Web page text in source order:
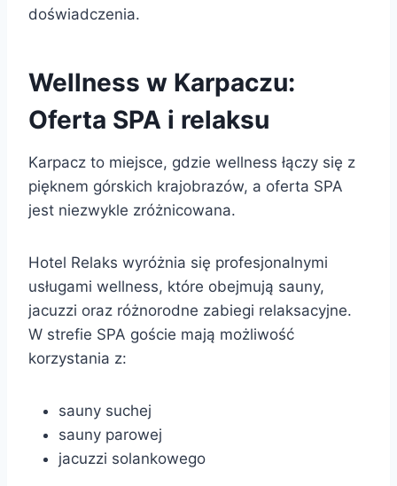
doświadczenia.
Wellness w Karpaczu:
Oferta SPA i relaksu
Karpacz to miejsce, gdzie wellness łączy się z
pięknem górskich krajobrazów, a oferta SPA
jest niezwykle zróżnicowana.
Hotel Relaks wyróżnia się profesjonalnymi
usługami wellness, które obejmują sauny,
jacuzzi oraz różnorodne zabiegi relaksacyjne.
W strefie SPA goście mają możliwość
korzystania z:
sauny suchej
sauny parowej
jacuzzi solankowego